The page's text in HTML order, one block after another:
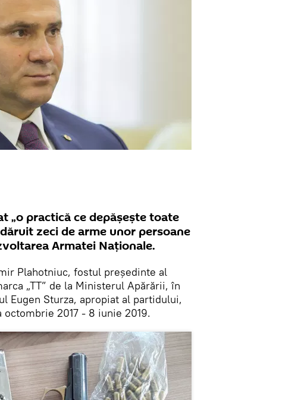
„o practică ce depășește toate
zeci de arme unor persoane
Armatei Naționale.
Plahotniuc, fostul președinte al
„TT” de la Ministerul Apărării, în
Eugen Sturza, apropiat al partidului,
2017 - 8 iunie 2019.